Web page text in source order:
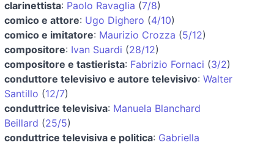
clarinettista: Paolo Ravaglia (7/8)
comico e attore: Ugo Dighero (4/10)
comico e imitatore: Maurizio Crozza (5/12)
compositore: Ivan Suardi (28/12)
compositore e tastierista: Fabrizio Fornaci (3/2)
conduttore televisivo e autore televisivo: Walter
Santillo (12/7)
conduttrice televisiva: Manuela Blanchard
Beillard (25/5)
conduttrice televisiva e politica: Gabriella